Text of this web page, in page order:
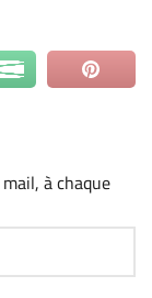
à chaque